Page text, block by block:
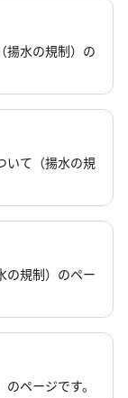
揚水の規制）の
いて（揚水の規
の規制）のペー
ページです。